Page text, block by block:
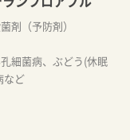
剤（予防剤）
細菌病、ぶどう(休眠
など